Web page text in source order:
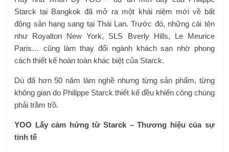
Starck tại Bangkok đã mở ra một khái niệm mới về bất
động sản hạng sang tại Thái Lan. Trước đó, những cái tên
như Royalton New York, SLS Bverly Hills, Le Meurice
Paris… cũng làm thay đổi ngành khách sạn nhờ phong
cách thiết kế hoàn toàn khác biệt của Starck.
Dù đã hơn 50 năm làm nghề nhưng từng sản phẩm, từng
không gian do Philippe Starck thiết kế đều khiến công chúng
phải trầm trồ.
YOO Lấy cảm hứng từ Starck – Thương hiệu của sự
tinh tế